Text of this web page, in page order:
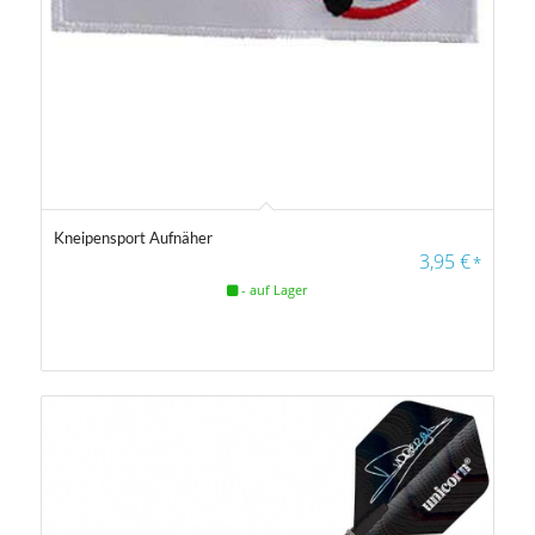
5.00
Kneipensport Aufnäher
3,95€*
- auf Lager